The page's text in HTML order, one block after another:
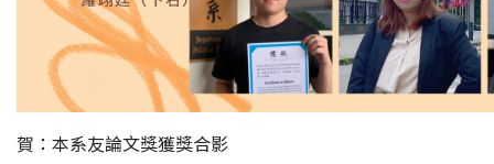
賀：本系友論文獎獲獎合影